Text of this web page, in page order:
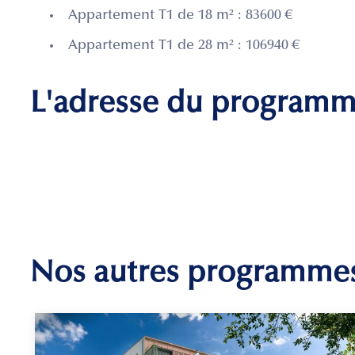
Appartement T1 de 18 m² : 83600 €
Appartement T1 de 28 m² : 106940 €
L'adresse du
Nos autres